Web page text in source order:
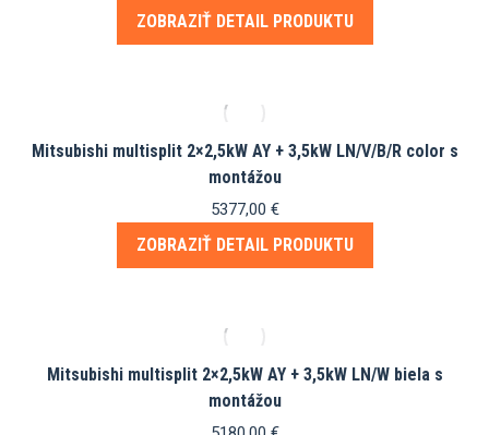
cena
cena
ZOBRAZIŤ DETAIL PRODUKTU
Mitsubishi multisplit 2×2,5kW AY + 3,5kW LN/V/B/R color s
montážou
5377,00 €
ZOBRAZIŤ DETAIL PRODUKTU
Mitsubishi multisplit 2×2,5kW AY + 3,5kW LN/W biela s
montážou